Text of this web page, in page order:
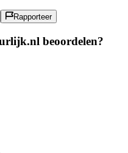
Rapporteer
beoordelen?